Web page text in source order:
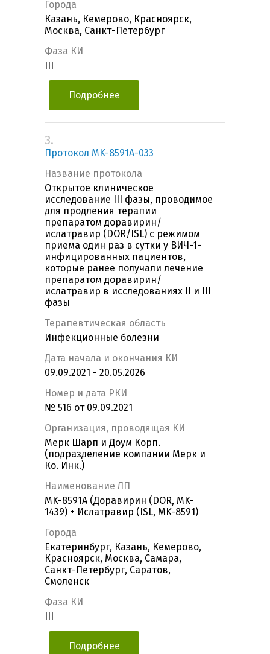
Города
Казань, Кемерово, Красноярск,
Москва, Санкт-Петербург
Фаза КИ
Подробнее
3.
Протокол MK-8591A-033
Название протокола
Открытое клиническое
исследование III фазы, проводимое
для продления терапии
препаратом доравирин/
ислатравир (DOR/ISL) с режимом
приема один раз в сутки у ВИЧ-1-
инфицированных пациентов,
которые ранее получали лечение
препаратом доравирин/
ислатравир в исследованиях II и III
фазы
Терапевтическая область
Инфекционные болезни
Дата начала и окончания КИ
09.09.2021 - 20.05.2026
Номер и дата РКИ
№ 516 от 09.09.2021
Организация, проводящая КИ
Мерк Шарп и Доум Корп.
(подразделение компании Мерк и
Ко. Инк.)
Наименование ЛП
MK-8591A (Доравирин (DOR, MK-
1439) + Ислатравир (ISL, MK-8591)
Города
Екатеринбург, Казань, Кемерово,
Красноярск, Москва, Самара,
Санкт-Петербург, Саратов,
Смоленск
Фаза КИ
Подробнее